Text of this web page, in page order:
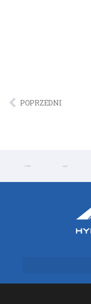
POPRZEDNI